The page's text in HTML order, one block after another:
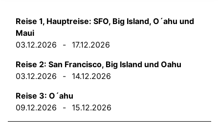
Reise 1, Hauptreise: SFO, Big Island, O´ahu und
Maui
03.12.2026
-
17.12.2026
Reise 2: San Francisco, Big Island und Oahu
03.12.2026
-
14.12.2026
Reise 3: O´ahu
09.12.2026
- 15.12.2026